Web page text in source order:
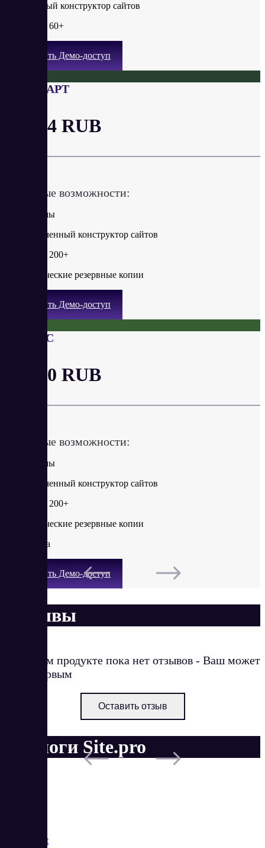
Улучшенный конструктор сайтов
Шаблоны: 60+
Получить Демо-доступ
СТАНДАРТ
от 144 RUB
Ключевые возможности:
Без рекламы
Неограниченный конструктор сайтов
Шаблоны: 200+
Автоматические резервные копии
Получить Демо-доступ
БИЗНЕС
от 480 RUB
Ключевые возможности:
Без рекламы
Неограниченный конструктор сайтов
Шаблоны: 200+
Автоматические резервные копии
Поддержка
Получить Демо-доступ
Отзывы
О данном продукте пока нет отзывов - Ваш может
стать первым
Оставить отзыв
Аналоги Site.pro
Market